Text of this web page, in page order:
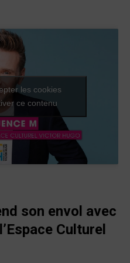
les cookies
ce contenu
son envol avec
Culturel